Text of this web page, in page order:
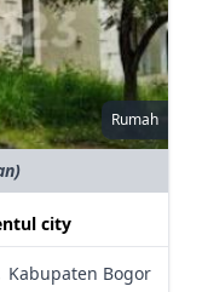
Rumah
city
Kabupaten Bogor